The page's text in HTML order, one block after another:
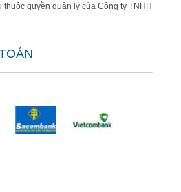
quyền quản lý của Công ty TNHH